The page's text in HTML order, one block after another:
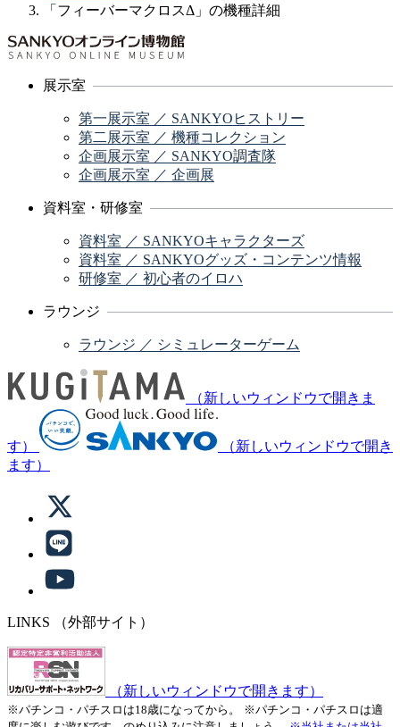
「フィーバーマクロスΔ」の機種詳細
展示室
第一展示室 ／ SANKYOヒストリー
第二展示室 ／ 機種コレクション
企画展示室 ／ SANKYO調査隊
企画展示室 ／ 企画展
資料室・研修室
資料室 ／ SANKYOキャラクターズ
資料室 ／ SANKYOグッズ・コンテンツ情報
研修室 ／ 初心者のイロハ
ラウンジ
ラウンジ ／ シミュレーターゲーム
（新しいウィンドウで開きま
す）
（新しいウィンドウで開き
ます）
LINKS （外部サイト）
（新しいウィンドウで開きます）
※パチンコ・パチスロは18歳になってから。
※パチンコ・パチスロは適